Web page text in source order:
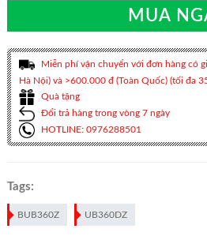
MUA
Miễn phí vận chuyển với đơn hàng có
Hà Nội) và >600.000 đ (Toàn Quốc) (tối đa
Quà tặng
Đổi trả hàng trong vòng 7 ngày
HOTLINE: 0976288501
Tags:
BUB360Z UB360DZ